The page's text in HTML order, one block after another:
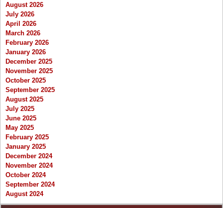
August 2026
July 2026
April 2026
March 2026
February 2026
January 2026
December 2025
November 2025
October 2025
September 2025
August 2025
July 2025
June 2025
May 2025
February 2025
January 2025
December 2024
November 2024
October 2024
September 2024
August 2024